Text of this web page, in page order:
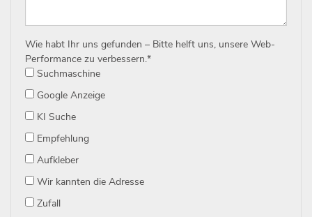
Wie habt Ihr uns gefunden – Bitte helft uns, unsere Web-
Performance zu verbessern.*
Suchmaschine
Google Anzeige
KI Suche
Empfehlung
Aufkleber
Wir kannten die Adresse
Zufall